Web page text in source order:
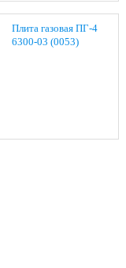
Плита газовая ПГ-4
6300-03 (0053)